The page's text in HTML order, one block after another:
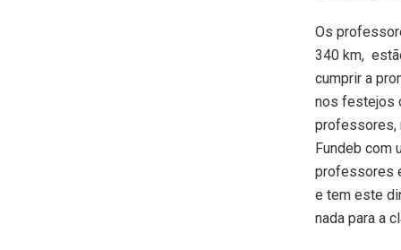
Os
340 km,
cumprir a
nos festejos
professores,
Fundeb com
professores
e tem este
nada para a